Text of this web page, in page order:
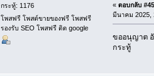
กระทู้: 1176
โพสฟรี โพสต์ขายของฟรี โพสฟรี
รองรับ SEO โพสฟรี ติด google
« ตอบกลับ
มีนาคม 2025,
ขออนุญาต อั
กระทู้